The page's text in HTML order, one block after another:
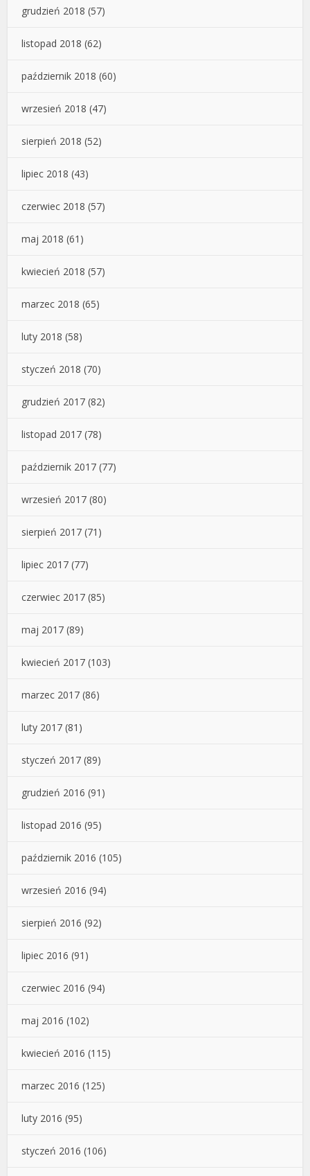
grudzień 2018 (57)
listopad 2018 (62)
październik 2018 (60)
wrzesień 2018 (47)
sierpień 2018 (52)
lipiec 2018 (43)
czerwiec 2018 (57)
maj 2018 (61)
kwiecień 2018 (57)
marzec 2018 (65)
luty 2018 (58)
styczeń 2018 (70)
grudzień 2017 (82)
listopad 2017 (78)
październik 2017 (77)
wrzesień 2017 (80)
sierpień 2017 (71)
lipiec 2017 (77)
czerwiec 2017 (85)
maj 2017 (89)
kwiecień 2017 (103)
marzec 2017 (86)
luty 2017 (81)
styczeń 2017 (89)
grudzień 2016 (91)
listopad 2016 (95)
październik 2016 (105)
wrzesień 2016 (94)
sierpień 2016 (92)
lipiec 2016 (91)
czerwiec 2016 (94)
maj 2016 (102)
kwiecień 2016 (115)
marzec 2016 (125)
luty 2016 (95)
styczeń 2016 (106)